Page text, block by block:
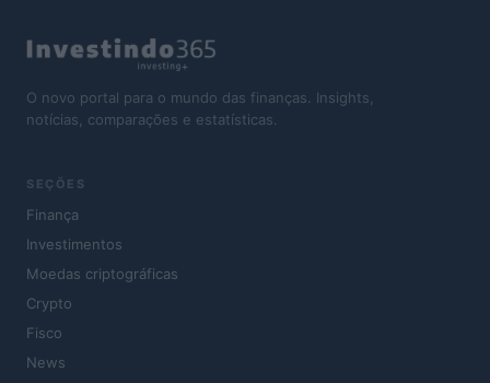
O novo portal para o mundo das finanças. Insights,
notícias, comparações e estatísticas.
SEÇÕES
Finança
Investimentos
Moedas criptográficas
Crypto
Fisco
News